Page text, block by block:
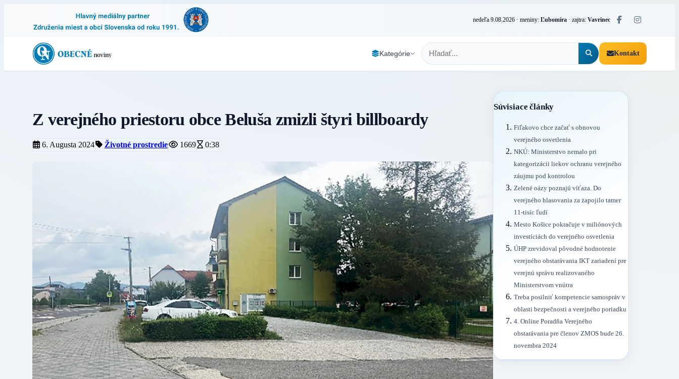
nedeľa 9.08.2026 · meniny: Ľubomíra · zajtra: Vavrinec
Kategórie Kontakt
Z verejného priestoru obce Beluša zmizli štyri billboardy
6. Augusta 2024 Životné prostredie 1669 0:38
Súvisiace články
Fiľakovo chce začať s obnovou
verejného osvetlenia
NKÚ: Ministerstvo nemalo pri
kategorizácii liekov ochranu verejného
záujmu pod kontrolou
Zelené oázy poznajú víťaza. Do
verejného hlasovania za zapojilo tamer
11-tisíc ľudí
Mesto Košice pokračuje v miliónových
investíciách do verejného osvetlenia
ÚHP zrevidoval pôvodné hodnotenie
verejného obstarávania IKT zariadení pre
verejnú správu realizovaného
Ministerstvom vnútra
Treba posilniť kompetencie samospráv v
oblasti bezpečnosti a verejného poriadku
4. Online Poradňa Verejného
obstarávania pre členov ZMOS bude 26.
novembra 2024